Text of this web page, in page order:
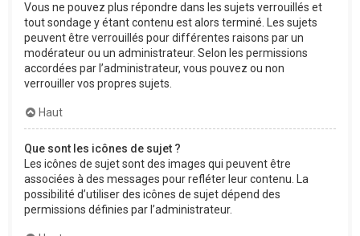
Vous ne pouvez plus répondre dans les sujets verrouillés et
tout sondage y étant contenu est alors terminé. Les sujets
peuvent être verrouillés pour différentes raisons par un
modérateur ou un administrateur. Selon les permissions
accordées par l’administrateur, vous pouvez ou non
verrouiller vos propres sujets.
Haut
Que sont les icônes de sujet ?
Les icônes de sujet sont des images qui peuvent être
associées à des messages pour refléter leur contenu. La
possibilité d’utiliser des icônes de sujet dépend des
permissions définies par l’administrateur.